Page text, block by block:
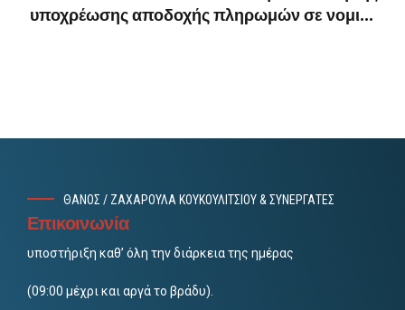
υποχρέωσης αποδοχής πληρωμών σε νομικά
ΘΑΝΟΣ / ΖΑΧΑΡΟΥΛΑ ΚΟΥΚΟΥΛΙΤΣΙΟΥ & ΣΥΝΕΡΓΑΤΕΣ
Επικοινωνία
υποστήριξη καθ’ όλη την διάρκεια της ημέρας
(09:00 μέχρι και αργά το βράδυ).